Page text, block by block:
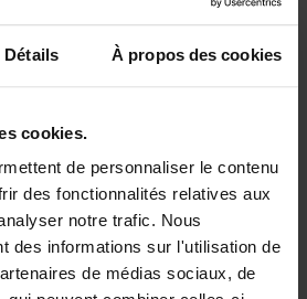
Détails À propos des cookies
cookies.
de personnaliser le contenu
des fonctionnalités relatives aux
notre trafic. Nous
des informations sur l'utilisation de
de médias sociaux, de
Cuisson
THIS LIST